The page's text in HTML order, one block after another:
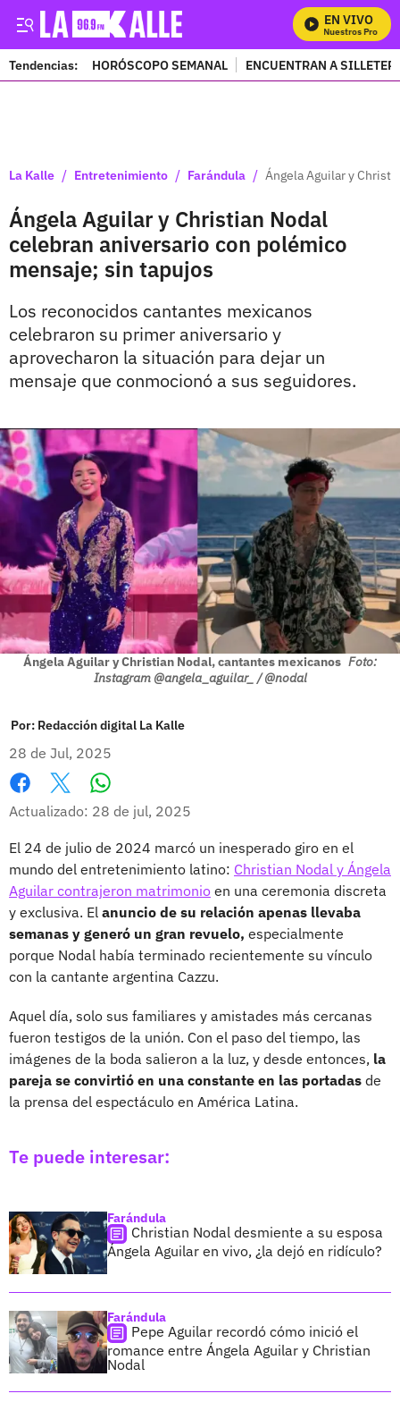
EN VIVO
Mira Todos Nuestros
Tendencias: HORÓSCOPO SEMANAL ENCUENTRAN A
La Kalle / Entretenimiento / Farándula / Ángela Aguilar y
Ángela Aguilar y Christian Nodal
celebran aniversario con polémico
mensaje; sin tapujos
Los reconocidos cantantes mexicanos
celebraron su primer aniversario y
aprovecharon la situación para dejar un
mensaje que conmocionó a sus seguidores.
Ángela Aguilar y Christian Nodal, cantantes mexicanos Foto:
Instagram @angela_aguilar_ / @nodal
Por: Redacción digital La Kalle
28 de Jul, 2025
Facebook
X
Actualizado: 28 de jul, 2025
El 24 de julio de 2024 marcó un inesperado giro en el
mundo del entretenimiento latino: Christian Nodal y Ángela
Aguilar contrajeron matrimonio en una ceremonia discreta
y exclusiva. El anuncio de su relación apenas llevaba
semanas y generó un gran revuelo, especialmente
porque Nodal había terminado recientemente su vínculo
con la cantante argentina Cazzu.
Aquel día, solo sus familiares y amistades más cercanas
fueron testigos de la unión. Con el paso del tiempo, las
imágenes de la boda salieron a la luz, y desde entonces, la
pareja se convirtió en una constante en las portadas de
la prensa del espectáculo en América Latina.
Te puede interesar:
Farándula
Christian Nodal desmiente a su esposa
Ángela Aguilar en vivo, ¿la dejó en ridículo?
Farándula
Pepe Aguilar recordó cómo inició el
romance entre Ángela Aguilar y Christian
Nodal